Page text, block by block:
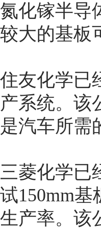
氮化镓半导
较大的基板
住友化学已
产系统。该
是汽车所需
三菱化学已
试150mm
生产率。该